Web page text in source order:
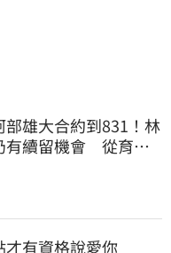
部雄大合約到831！林
有續留機會 從育成
才有資格說愛你